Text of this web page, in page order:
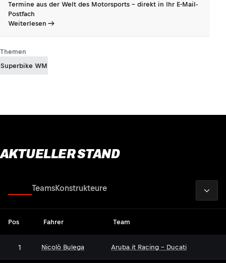
Termine aus der Welt des Motorsports - direkt in Ihr E-Mail-
Postfach
Weiterlesen
Themen
Superbike WM
AKTUELLER STAND
TeamsKonstrukteure
Pos Fahrer Team
1 Nicolò Bulega Aruba.it Racing - Ducati